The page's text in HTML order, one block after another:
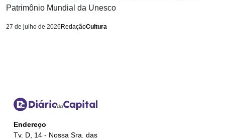
Patrimônio Mundial da Unesco
27 de julho de 2026 RedaçãoCultura
Endereço
Tv. D, 14 - Nossa Sra. das